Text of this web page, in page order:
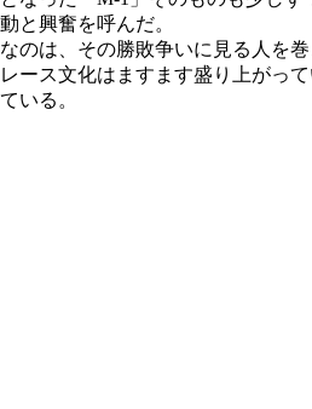
と興奮を呼んだ。
は、その勝敗争いに見る人を
ース文化はますます盛り上がっ
いる。